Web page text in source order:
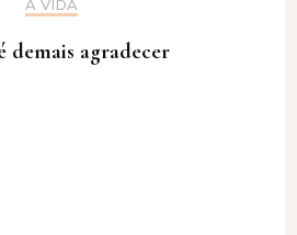
A VIDA
demais agradecer